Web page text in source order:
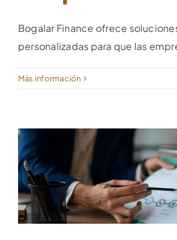
Bogalar Finance ofrece
personalizadas para que las
Más información